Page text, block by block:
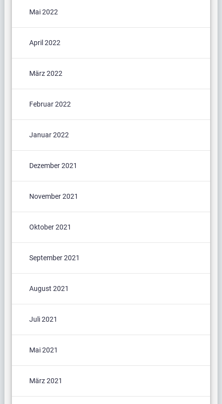
Mai 2022
April 2022
März 2022
Februar 2022
Januar 2022
Dezember 2021
November 2021
Oktober 2021
September 2021
August 2021
Juli 2021
Mai 2021
März 2021